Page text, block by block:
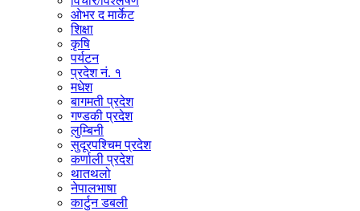
ओभर द मार्केट
शिक्षा
कृषि
पर्यटन
प्रदेश नं. १
मधेश
बागमती प्रदेश
गण्डकी प्रदेश
लुम्बिनी
सुदूरपश्चिम प्रदेश
कर्णाली प्रदेश
थातथलो
नेपालभाषा
कार्टुन डबली